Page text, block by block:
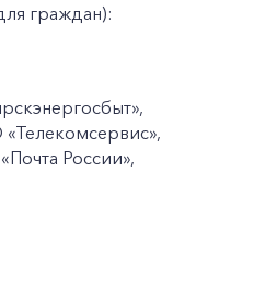
граждан):
России»,